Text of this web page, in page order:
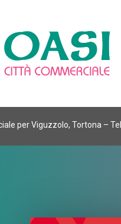
per Viguzzolo, Tortona – Tel.